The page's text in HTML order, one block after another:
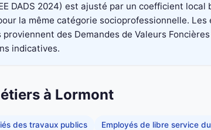
DADS 2024) est ajusté par un coefficient
la même catégorie socioprofessionnelle.
proviennent des Demandes de Valeurs
indicatives.
à Lormont
des travaux publics Employés de libre service